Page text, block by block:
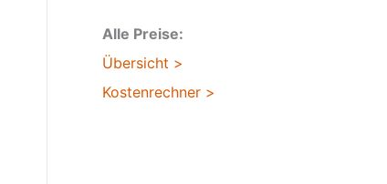
Alle Preise:
Übersicht >
Kostenrechner >